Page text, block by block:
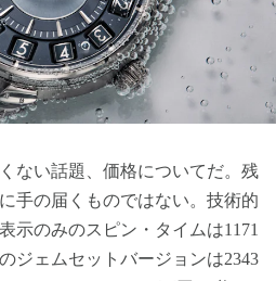
ない話題、価格についてだ。残
手の届くものではない。技術的
示のみのスピン・タイムは1171
ジェムセットバージョンは2343